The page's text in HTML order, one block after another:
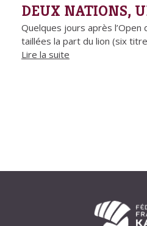
DEUX NATIONS,
Quelques jours après
taillées la part du lion (six
Lire la suite